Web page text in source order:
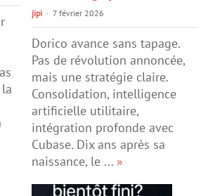
jipi 7 février 2026
Dorico avance sans tapage.
Pas de révolution annoncée,
mais une stratégie claire.
Consolidation, intelligence
artificielle utilitaire,
intégration profonde avec
Cubase. Dix ans après sa
naissance, le ... »